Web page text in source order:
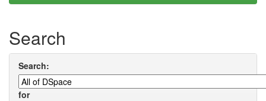
Search
Search:
for